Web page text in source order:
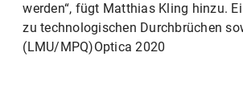
werden“, fügt Matthias Kling hinzu.
zu technologischen Durchbrüchen
(LMU/MPQ)Optica 2020